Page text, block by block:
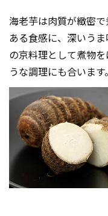
海老芋は肉質が緻密
ある食感に、深いう
の京料理として煮物
うな調理にも合います。